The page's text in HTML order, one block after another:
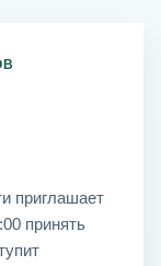
приглашает
принять